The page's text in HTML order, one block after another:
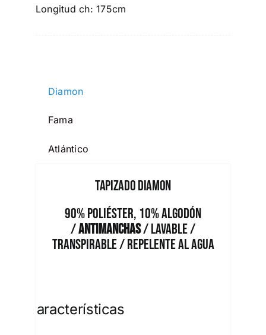
Longitud ch: 175cm
Diamon
Fama
Atlántico
Tapizado Diamon
90% Poliéster, 10% Algodón
/Antimanchas/ Lavable /
Transpirable / Repelente al Agua
Características